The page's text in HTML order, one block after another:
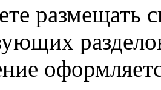
размещать